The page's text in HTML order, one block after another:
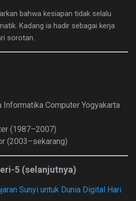
bahwa kesiapan tidak selalu
Kadang ia hadir sebagai kerja
sorotan.
Informatika Computer Yogyakarta
(1987–2007)
(2003–sekarang)
5 (selanjutnya)
Sunyi untuk Dunia Digital Hari